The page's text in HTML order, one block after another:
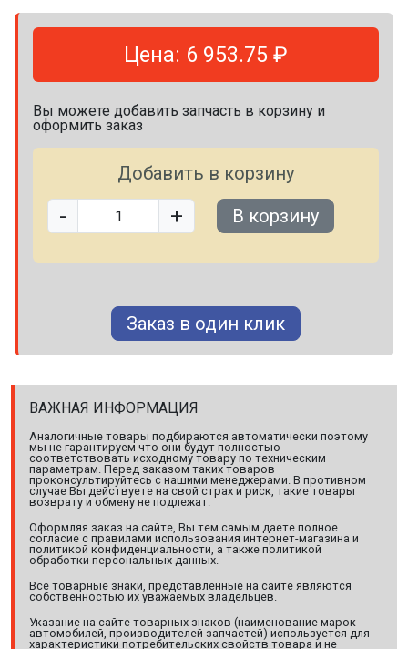
Цена: 6 953.75 ₽
Вы можете добавить запчасть в корзину и
оформить заказ
Добавить в корзину
- + В корзину
Заказ в один клик
ВАЖНАЯ ИНФОРМАЦИЯ
Аналогичные товары подбираются автоматически поэтому
мы не гарантируем что они будут полностью
соответствовать исходному товару по техническим
параметрам. Перед заказом таких товаров
проконсультируйтесь с нашими менеджерами. В противном
случае Вы действуете на свой страх и риск, такие товары
возврату и обмену не подлежат.
Оформляя заказ на сайте, Вы тем самым даете полное
согласие с правилами использования интернет-магазина и
политикой конфиденциальности, а также политикой
обработки персональных данных.
Все товарные знаки, представленные на сайте являются
собственностью их уважаемых владельцев.
Указание на сайте товарных знаков (наименование марок
автомобилей, производителей запчастей) используется для
характеристики потребительских свойств товара и не